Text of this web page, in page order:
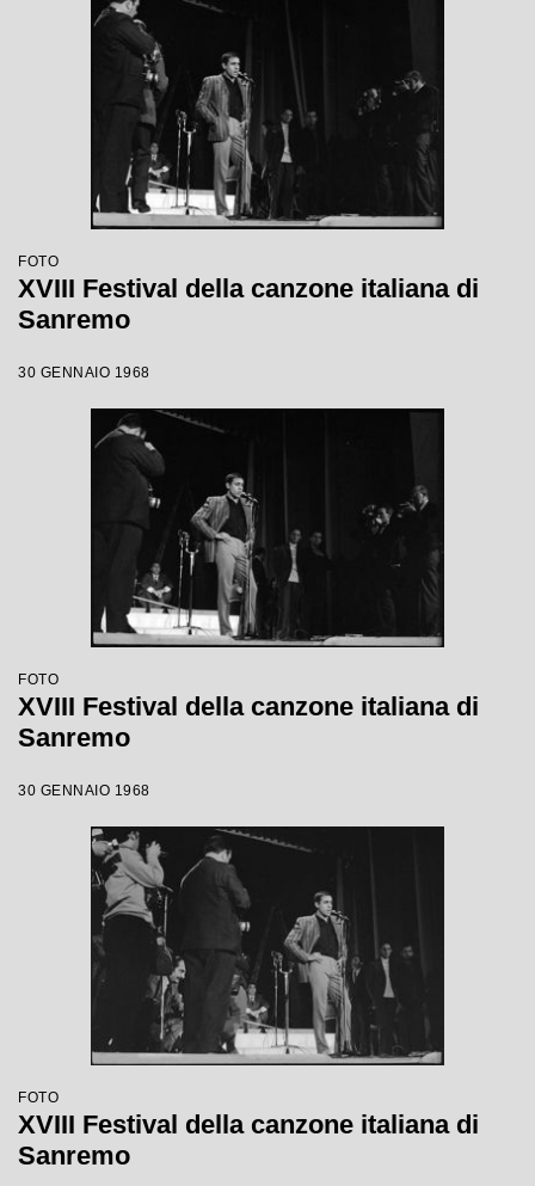
FOTO
XVIII Festival della canzone italiana di
Sanremo
30 GENNAIO 1968
FOTO
XVIII Festival della canzone italiana di
Sanremo
30 GENNAIO 1968
FOTO
XVIII Festival della canzone italiana di
Sanremo